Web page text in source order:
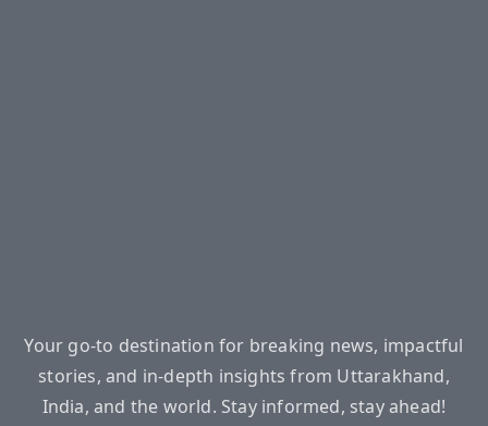
Your go-to destination for breaking news, impactful
stories, and in-depth insights from Uttarakhand,
India, and the world. Stay informed, stay ahead!